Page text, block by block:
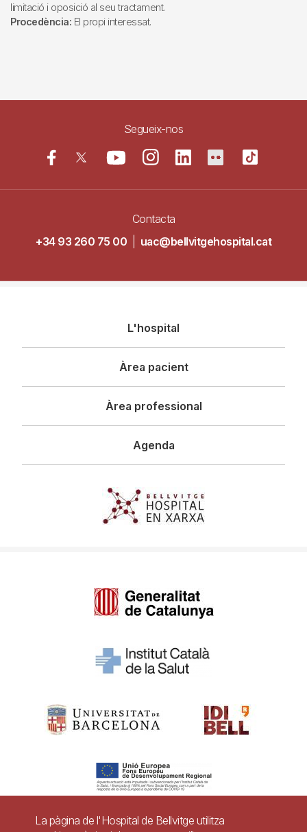
limitació i oposició al seu tractament.
Procedència: El propi interessat.
Segueix-nos
Contacta
+34 93 260 75 00
uac@bellvitgehospital.cat
principal
L'hospital
Àrea pacient
Àrea professional
Agenda
La pàgina de l'Hospital de Bellvitge utilitza